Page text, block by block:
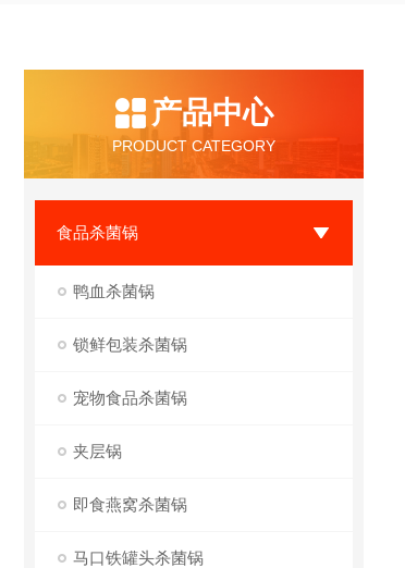
产品中心
PRODUCT CATEGORY
食品杀菌锅
鸭血杀菌锅
锁鲜包装杀菌锅
宠物食品杀菌锅
夹层锅
即食燕窝杀菌锅
马口铁罐头杀菌锅